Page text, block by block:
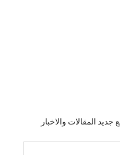
جديد المقالات والاخبار